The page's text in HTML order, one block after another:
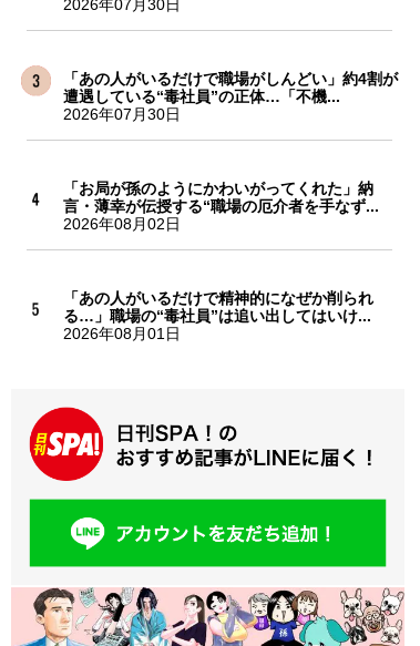
2026年07月30日
「あの人がいるだけで職場がしんどい」約4割が
遭遇している“毒社員”の正体…「不機...
2026年07月30日
「お局が孫のようにかわいがってくれた」納
言・薄幸が伝授する“職場の厄介者を手なず...
2026年08月02日
「あの人がいるだけで精神的になぜか削られ
る…」職場の“毒社員”は追い出してはいけ...
2026年08月01日